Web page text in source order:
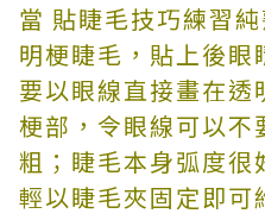
當 貼睫毛技巧練習
明梗睫毛，貼上後眼
要以眼線直接畫在
梗部，令眼線可以不
粗；睫毛本身弧度很
輕以睫毛夾固定即可